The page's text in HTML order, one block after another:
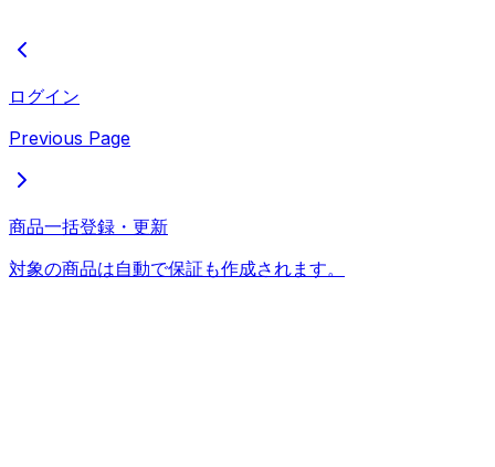
ログイン
Previous Page
商品一括登録・更新
対象の商品は自動で保証も作成されます。